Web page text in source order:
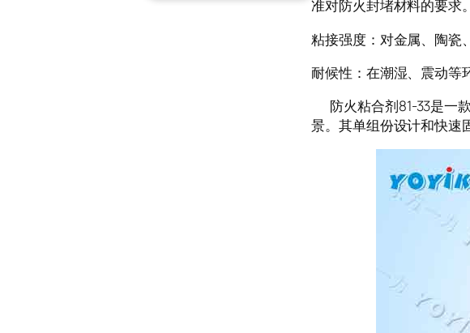
准对防火封堵材料的要求。
粘接强度：对金属、陶瓷
耐候性：在潮湿、震动等
防火粘合剂81-33是一
景。其单组份设计和快速